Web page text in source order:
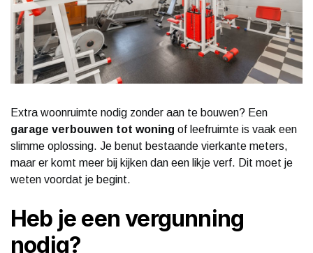
Extra woonruimte nodig zonder aan te bouwen? Een
garage verbouwen tot woning of leefruimte is vaak een
slimme oplossing. Je benut bestaande vierkante meters,
maar er komt meer bij kijken dan een likje verf. Dit moet je
weten voordat je begint.
Heb je een vergunning
nodig?